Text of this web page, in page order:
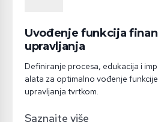
Uvođenje funkcija
upravljanja
Definiranje procesa, edukacija i
alata za optimalno vođenje
upravljanja tvrtkom.
Saznajte više